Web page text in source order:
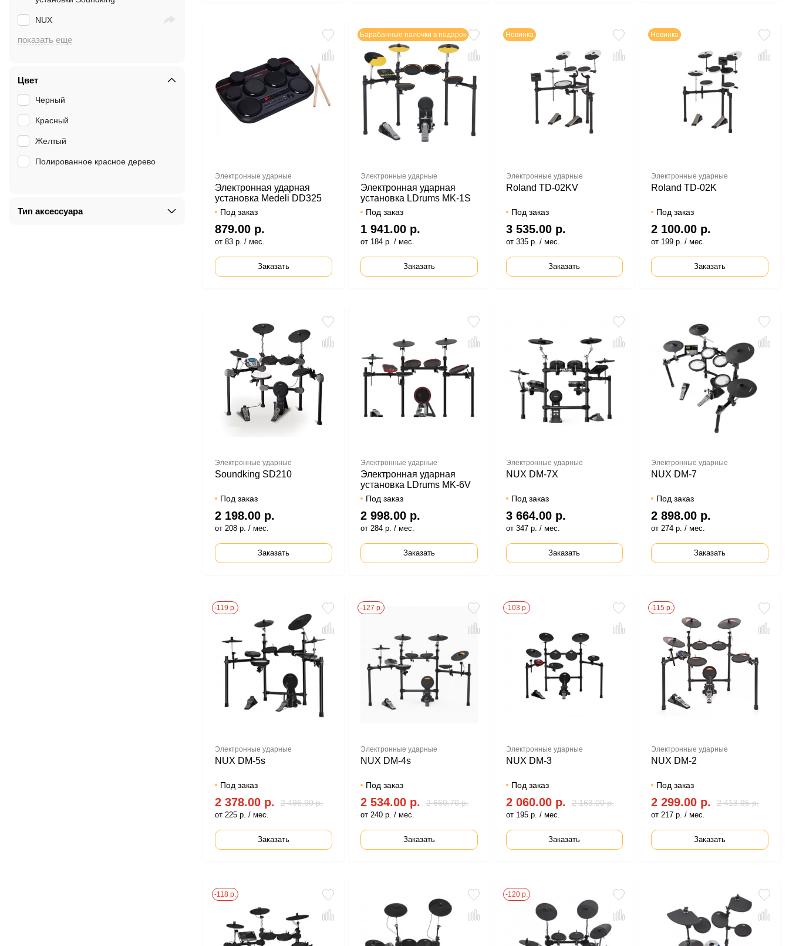
NUX
Цвет
Черный
Красный
Желтый
Полированное красное дерево
Тип аксессуара
Электронные ударные
Электронная ударная
установка Medeli DD325
Под заказ
879.00 р.
от 83 р. / мес.
Заказать
Барабанные палочки в подарок
Электронные ударные
Электронная ударная
установка LDrums MK-1S
Под заказ
1 941.00 р.
от 184 р. / мес.
Заказать
Новинка
Электронные ударные
Roland TD-02KV
Под заказ
3 535.00 р.
от 335 р. / мес.
Заказать
Новинка
Электронные ударные
Roland TD-02K
Под заказ
2 100.00 р.
от 199 р. / мес.
Заказать
Электронные ударные
Soundking SD210
Под заказ
2 198.00 р.
от 208 р. / мес.
Заказать
Электронные ударные
Электронная ударная
установка LDrums MK-6V
Под заказ
2 998.00 р.
от 284 р. / мес.
Заказать
Электронные ударные
NUX DM-7X
Под заказ
3 664.00 р.
от 347 р. / мес.
Заказать
Электронные ударные
NUX DM-7
Под заказ
2 898.00 р.
от 274 р. / мес.
Заказать
-119 р.
Электронные ударные
NUX DM-5s
Под заказ
2 378.00 р. 2 496.90 р.
от 225 р. / мес.
Заказать
-127 р.
Электронные ударные
NUX DM-4s
Под заказ
2 534.00 р. 2 660.70 р.
от 240 р. / мес.
Заказать
-103 р.
Электронные ударные
NUX DM-3
Под заказ
2 060.00 р. 2 163.00 р.
от 195 р. / мес.
Заказать
-115 р.
Электронные ударные
NUX DM-2
Под заказ
2 299.00 р. 2 413.95 р.
от 217 р. / мес.
Заказать
-118 р. -120 р.